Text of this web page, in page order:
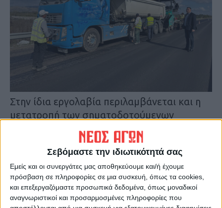
Σεβόμαστε την ιδιωτικότητά σας
Εμείς και οι συνεργάτες μας αποθηκεύουμε και/ή έχουμε
πρόσβαση σε πληροφορίες σε μια συσκευή, όπως τα cookies,
και επεξεργαζόμαστε προσωπικά δεδομένα, όπως μοναδικοί
αναγνωριστικοί και προσαρμοσμένες πληροφορίες που
Στην ίδια εργολαβία περιλαμβάνεται και η
μετατροπή των σηματοδοτούμενων
κόμβων σε κυκλικούς, με σκοπό τη
βελτίωση της ροής της κυκλοφορίας και την
περαιτέρω αύξηση του επιπέδου οδικής
ασφάλειας.
Ήδη έχει ολοκληρωθεί η κατασκευή των
κυκλικών κόμβων Ματαράγκας, Αστρίτσας